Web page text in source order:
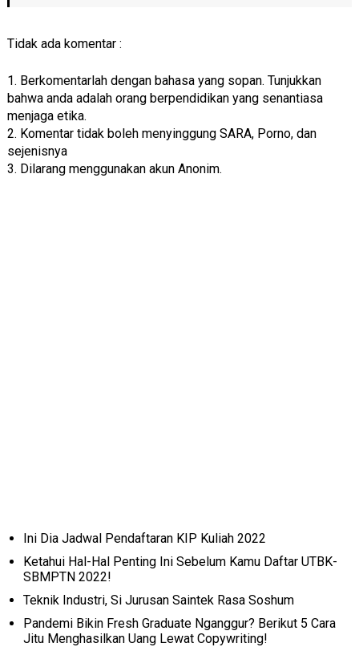
Tidak ada komentar :
1. Berkomentarlah dengan bahasa yang sopan. Tunjukkan
bahwa anda adalah orang berpendidikan yang senantiasa
menjaga etika.
2. Komentar tidak boleh menyinggung SARA, Porno, dan
sejenisnya
3. Dilarang menggunakan akun Anonim.
Ini Dia Jadwal Pendaftaran KIP Kuliah 2022
Ketahui Hal-Hal Penting Ini Sebelum Kamu Daftar UTBK-
SBMPTN 2022!
Teknik Industri, Si Jurusan Saintek Rasa Soshum
Pandemi Bikin Fresh Graduate Nganggur? Berikut 5 Cara
Jitu Menghasilkan Uang Lewat Copywriting!